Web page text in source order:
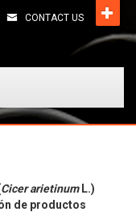
CONTACT US
Cicer arietinumL.)
de productos